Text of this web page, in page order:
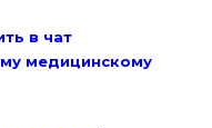
в чат
медицинскому